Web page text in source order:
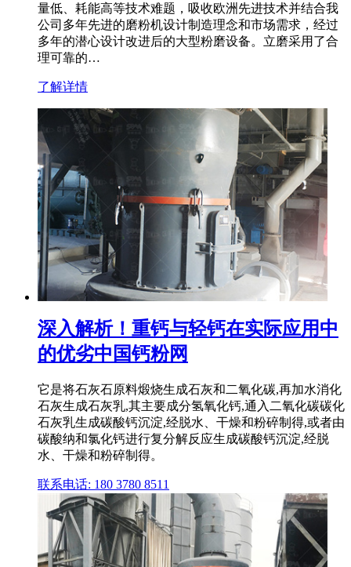
量低、耗能高等技术难题，吸收欧洲先进技术并结合我
公司多年先进的磨粉机设计制造理念和市场需求，经过
多年的潜心设计改进后的大型粉磨设备。立磨采用了合
理可靠的…
了解详情
深入解析！重钙与轻钙在实际应用中
的优劣中国钙粉网
它是将石灰石原料煅烧生成石灰和二氧化碳,再加水消化
石灰生成石灰乳,其主要成分氢氧化钙,通入二氧化碳碳化
石灰乳生成碳酸钙沉淀,经脱水、干燥和粉碎制得,或者由
碳酸纳和氯化钙进行复分解反应生成碳酸钙沉淀,经脱
水、干燥和粉碎制得。
联系电话: 180 3780 8511